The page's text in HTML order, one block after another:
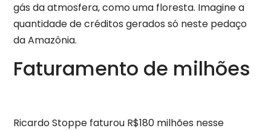
gás da atmosfera, como uma floresta. Imagine a
quantidade de créditos gerados só neste pedaço
da Amazônia.
Faturamento de milhões
Ricardo Stoppe faturou R$180 milhões nesse